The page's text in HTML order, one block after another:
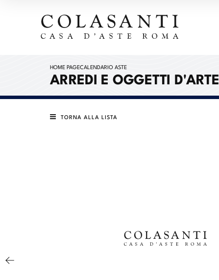
HOME PAGECALENDARIO ASTE
ARREDI E OGGETTI D'ARTE
TORNA ALLA LISTA